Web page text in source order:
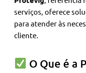
serviços, oferece
para atender às
cliente.
O Que é a